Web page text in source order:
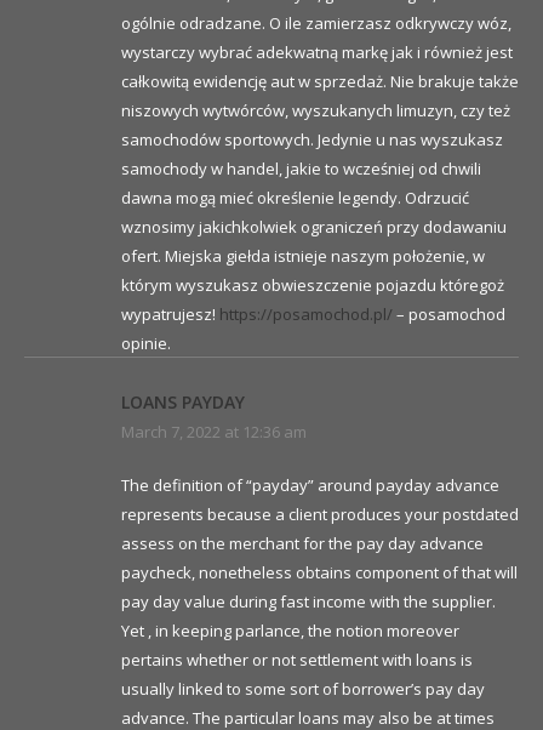
ogólnie odradzane. O ile zamierzasz odkrywczy wóz,
wystarczy wybrać adekwatną markę jak i również jest
całkowitą ewidencję aut w sprzedaż. Nie brakuje także
niszowych wytwórców, wyszukanych limuzyn, czy też
samochodów sportowych. Jedynie u nas wyszukasz
samochody w handel, jakie to wcześniej od chwili
dawna mogą mieć określenie legendy. Odrzucić
wznosimy jakichkolwiek ograniczeń przy dodawaniu
ofert. Miejska giełda istnieje naszym położenie, w
którym wyszukasz obwieszczenie pojazdu któregoż
wypatrujesz! https://posamochod.pl/ – posamochod
opinie.
LOANS PAYDAY
March 7, 2022 at 12:36 am
The definition of “payday” around payday advance
represents because a client produces your postdated
assess on the merchant for the pay day advance
paycheck, nonetheless obtains component of that will
pay day value during fast income with the supplier.
Yet , in keeping parlance, the notion moreover
pertains whether or not settlement with loans is
usually linked to some sort of borrower’s pay day
advance. The particular loans may also be at times